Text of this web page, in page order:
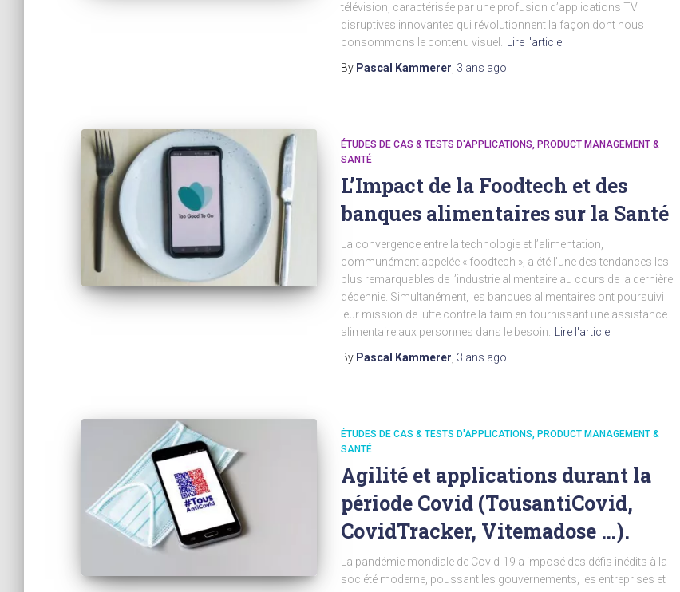
télévision, caractérisée par une profusion d’applications TV
disruptives innovantes qui révolutionnent la façon dont nous
consommons le contenu visuel.
Lire l'article
By Pascal Kammerer 3 ans ago
ÉTUDES DE CAS & TESTS D'APPLICATIONS
PRODUCT MANAGEMENT &
SANTÉ
L’Impact de la Foodtech et des
banques alimentaires sur la Santé
La convergence entre la technologie et l’alimentation,
communément appelée « foodtech », a été l’une des tendances les
plus remarquables de l’industrie alimentaire au cours de la dernière
décennie. Simultanément, les banques alimentaires ont poursuivi
leur mission de lutte contre la faim en fournissant une assistance
alimentaire aux personnes dans le besoin.
Lire l'article
By Pascal Kammerer 3 ans ago
ÉTUDES DE CAS & TESTS D'APPLICATIONS
PRODUCT MANAGEMENT &
SANTÉ
Agilité et applications durant la
période Covid (TousantiCovid,
CovidTracker, Vitemadose …).
La pandémie mondiale de Covid-19 a imposé des défis inédits à la
société moderne, poussant les gouvernements, les entreprises et